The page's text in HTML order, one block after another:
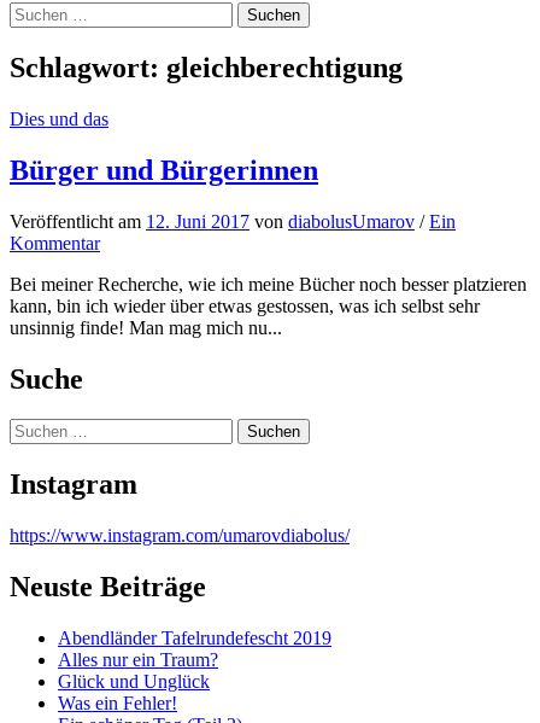
Suchen
nach:
Schlagwort: gleichberechtigung
Dies und das
Bürger und Bürgerinnen
Veröffentlicht am 12. Juni 2017 von diabolusUmarov /Ein
Kommentar
Bei meiner Recherche, wie ich meine Bücher noch besser platzieren
kann, bin ich wieder über etwas gestossen, was ich selbst sehr
unsinnig finde! Man mag mich nu...
Suche
Suchen
nach:
Instagram
https://www.instagram.com/umarovdiabolus/
Neuste Beiträge
Abendländer Tafelrundefescht 2019
Alles nur ein Traum?
Glück und Unglück
Was ein Fehler!